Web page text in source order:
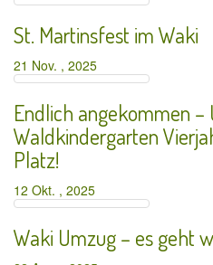
St. Martinsfest im Waki
21 Nov. , 2025
Endlich angekommen –
Waldkindergarten
Platz!
12 Okt. , 2025
Waki Umzug – es geht